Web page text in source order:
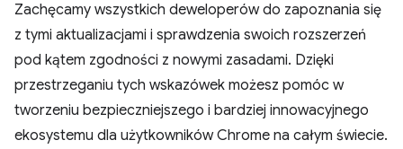
Zachęcamy wszystkich deweloperów do zapoznania się
z tymi aktualizacjami i sprawdzenia swoich rozszerzeń
pod kątem zgodności z nowymi zasadami. Dzięki
przestrzeganiu tych wskazówek możesz pomóc w
tworzeniu bezpieczniejszego i bardziej innowacyjnego
ekosystemu dla użytkowników Chrome na całym świecie.